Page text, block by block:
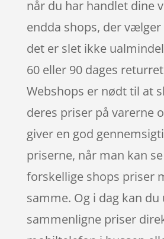
når du har handlet dine
endda shops, der
det er slet ikke
60 eller 90 dages
Webshops er nødt til at
deres priser på varerne
giver en god
priserne, når man kan
forskellige shops priser
samme. Og i dag kan du
sammenligne priser